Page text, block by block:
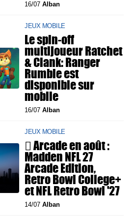
16/07Alban
JEUX MOBILE
Le spin-off
multijoueur Ratchet
& Clank: Ranger
Rumble est
disponible sur
mobile
16/07Alban
JEUX MOBILE
 Arcade en août :
Madden NFL 27
Arcade Edition,
Retro Bowl College+
et NFL Retro Bowl '27
14/07Alban